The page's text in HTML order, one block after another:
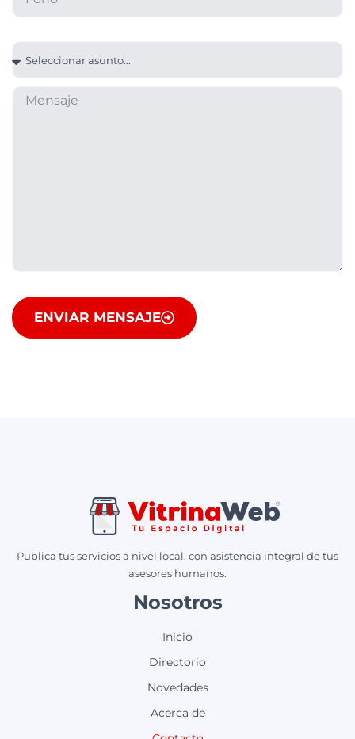
ENVIAR MENSAJE
Publica tus servicios a nivel local, con asistencia integral de tus
asesores humanos.
Nosotros
Inicio
Directorio
Novedades
Acerca de